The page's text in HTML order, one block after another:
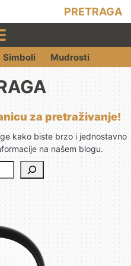
PRETRAGA
Simboli Mudrosti
za pretraživanje!
kako biste brzo i jednostavno
na našem blogu.